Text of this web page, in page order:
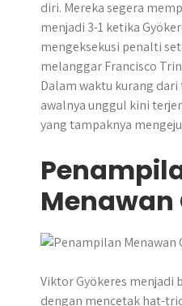
diri. Mereka segera
menjadi 3-1 ketika
mengeksekusi penalti
melanggar Francisco
Dalam waktu kurang
awalnya unggul kini
yang tampaknya
Menawan
Viktor Gyökeres menjadi
dengan mencetak hat-